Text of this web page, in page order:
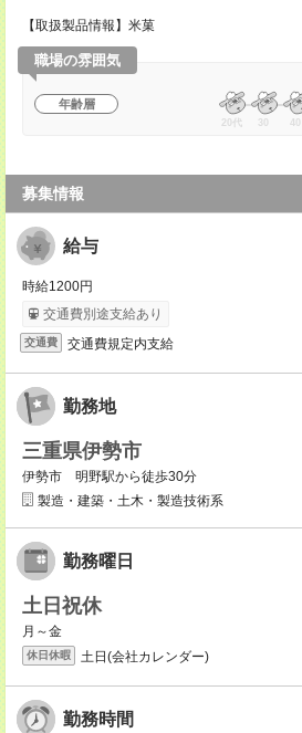
【取扱製品情報】米菓
職場の雰囲気
年齢層
20代 30 40
募集情報
給与
時給1200円
交通費別途支給あり
交通費 交通費規定内支給
勤務地
三重県伊勢市
伊勢市 明野駅から徒歩30分
製造・建築・土木・製造技術系
勤務曜日
土日祝休
月～金
休日休暇 土日(会社カレンダー)
勤務時間